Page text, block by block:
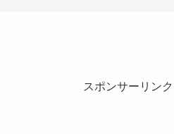
スポンサーリンク